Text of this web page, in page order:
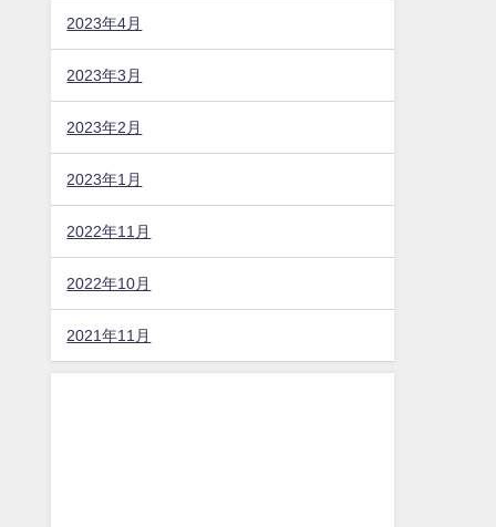
2023年4月
2023年3月
2023年2月
2023年1月
2022年11月
2022年10月
2021年11月